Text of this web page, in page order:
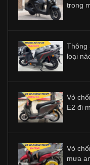
trong
Thông
loại
Vỏ
E2 đi
Vỏ
mưa